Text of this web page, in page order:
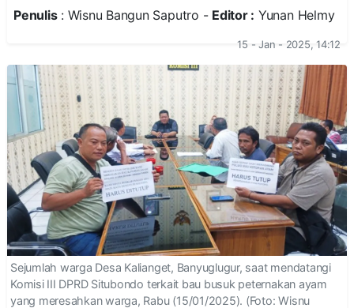
Penulis: Wisnu Bangun Saputro - Editor : Yunan Helmy
15 - Jan - 2025, 14:12
Sejumlah warga Desa Kalianget, Banyuglugur, saat mendatangi
Komisi III DPRD Situbondo terkait bau busuk peternakan ayam
yang meresahkan warga, Rabu (15/01/2025). (Foto: Wisnu